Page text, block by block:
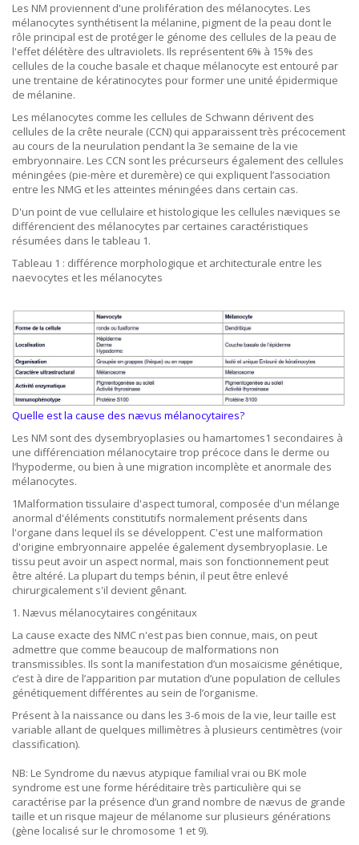
Les NM proviennent d'une prolifération des mélanocytes. Les
mélanocytes synthétisent la mélanine, pigment de la peau dont le
rôle principal est de protéger le génome des cellules de la peau de
l'effet délétère des ultraviolets. Ils représentent 6% à 15% des
cellules de la couche basale et chaque mélanocyte est entouré par
une trentaine de kératinocytes pour former une unité épidermique
de mélanine.
Les mélanocytes comme les cellules de Schwann dérivent des
cellules de la crête neurale (CCN) qui apparaissent très précocement
au cours de la neurulation pendant la 3e semaine de la vie
embryonnaire. Les CCN sont les précurseurs également des cellules
méningées (pie-mère et duremère) ce qui expliquent l’association
entre les NMG et les atteintes méningées dans certain cas.
D'un point de vue cellulaire et histologique les cellules næviques se
différencient des mélanocytes par certaines caractéristiques
résumées dans le tableau 1.
Tableau 1 : différence morphologique et architecturale entre les
naevocytes et les mélanocytes
Quelle est la cause des nævus mélanocytaires?
Les NM sont des dysembryoplasies ou hamartomes1 secondaires à
une différenciation mélanocytaire trop précoce dans le derme ou
l’hypoderme, ou bien à une migration incomplète et anormale des
mélanocytes.
1Malformation tissulaire d'aspect tumoral, composée d'un mélange
anormal d'éléments constitutifs normalement présents dans
l'organe dans lequel ils se développent. C'est une malformation
d'origine embryonnaire appelée également dysembryoplasie. Le
tissu peut avoir un aspect normal, mais son fonctionnement peut
être altéré. La plupart du temps bénin, il peut être enlevé
chirurgicalement s'il devient gênant.
1. Nævus mélanocytaires congénitaux
La cause exacte des NMC n'est pas bien connue, mais, on peut
admettre que comme beaucoup de malformations non
transmissibles. Ils sont la manifestation d’un mosaïcisme génétique,
c’est à dire de l’apparition par mutation d’une population de cellules
génétiquement différentes au sein de l’organisme.
Présent à la naissance ou dans les 3-6 mois de la vie, leur taille est
variable allant de quelques millimètres à plusieurs centimètres (voir
classification).
NB: Le Syndrome du nævus atypique familial vrai ou BK mole
syndrome est une forme héréditaire très particulière qui se
caractérise par la présence d’un grand nombre de nævus de grande
taille et un risque majeur de mélanome sur plusieurs générations
(gène localisé sur le chromosome 1 et 9).